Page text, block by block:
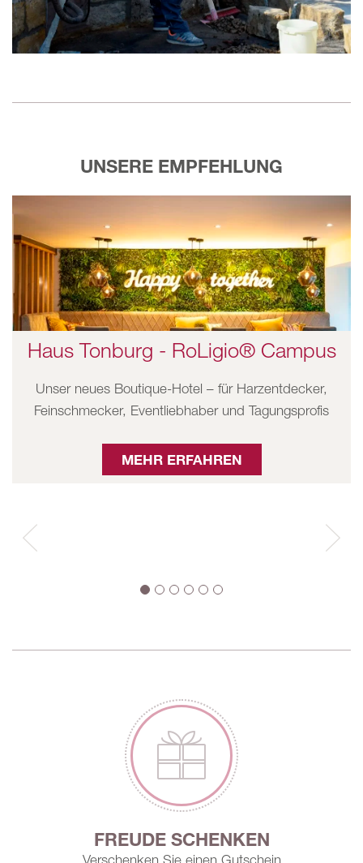
UNSERE EMPFEHLUNG
Haus Tonburg - RoLigio® Campus
Unser neues Boutique-Hotel – für Harzentdecker,
Feinschmecker, Eventliebhaber und Tagungsprofis
MEHR ERFAHREN
FREUDE SCHENKEN
Verschenken Sie einen Gutschein